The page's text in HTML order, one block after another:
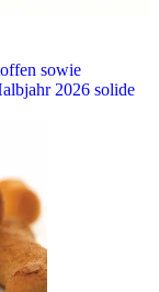
sowie
2026 solide